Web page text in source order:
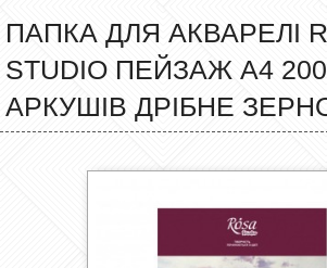
ПАПКА ДЛЯ АКВАРЕЛІ
STUDIO ПЕЙЗАЖ А4
АРКУШІВ ДРІБНЕ